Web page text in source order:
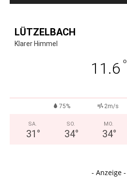
LÜTZELBACH
Klarer Himmel
11.6 °
75% 2m/s
SA.
31 °
SO.
34°
MO.
34°
- Anzeige -